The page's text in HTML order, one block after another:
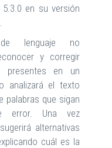
en su versión
lenguaje no
y corregir
presentes en un
analizará el texto
palabras que sigan
error. Una vez
alternativas
cuál es la